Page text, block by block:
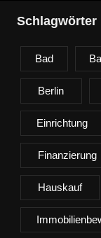
Schlagwörter
Bad
Berlin
Einrichtung
Finanzierung
Hauskauf